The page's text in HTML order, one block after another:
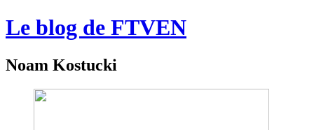
Le blog de FTVEN
Noam Kostucki